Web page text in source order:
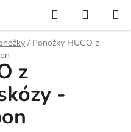
Hledat
KOŠÍK
/ Ponožky HUGO z
z
-